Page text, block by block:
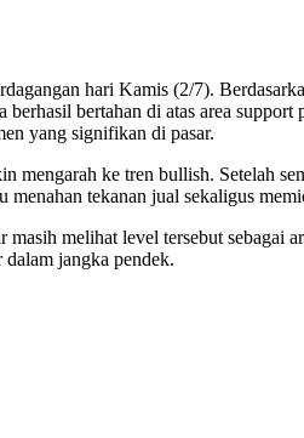
hari Kamis (2/7).
bertahan di atas area
yang signifikan di pasar.
ke tren bullish. Setelah
tekanan jual sekaligus
melihat level tersebut
jangka pendek.